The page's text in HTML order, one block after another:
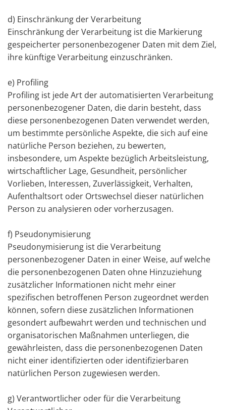
d) Einschränkung der Verarbeitung
Einschränkung der Verarbeitung ist die Markierung
gespeicherter personenbezogener Daten mit dem Ziel,
ihre künftige Verarbeitung einzuschränken.
e) Profiling
Profiling ist jede Art der automatisierten Verarbeitung
personenbezogener Daten, die darin besteht, dass
diese personenbezogenen Daten verwendet werden,
um bestimmte persönliche Aspekte, die sich auf eine
natürliche Person beziehen, zu bewerten,
insbesondere, um Aspekte bezüglich Arbeitsleistung,
wirtschaftlicher Lage, Gesundheit, persönlicher
Vorlieben, Interessen, Zuverlässigkeit, Verhalten,
Aufenthaltsort oder Ortswechsel dieser natürlichen
Person zu analysieren oder vorherzusagen.
f) Pseudonymisierung
Pseudonymisierung ist die Verarbeitung
personenbezogener Daten in einer Weise, auf welche
die personenbezogenen Daten ohne Hinzuziehung
zusätzlicher Informationen nicht mehr einer
spezifischen betroffenen Person zugeordnet werden
können, sofern diese zusätzlichen Informationen
gesondert aufbewahrt werden und technischen und
organisatorischen Maßnahmen unterliegen, die
gewährleisten, dass die personenbezogenen Daten
nicht einer identifizierten oder identifizierbaren
natürlichen Person zugewiesen werden.
g) Verantwortlicher oder für die Verarbeitung